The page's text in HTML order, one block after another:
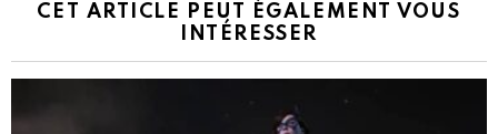
CET ARTICLE PEUT ÉGALEMENT VOUS
INTÉRESSER